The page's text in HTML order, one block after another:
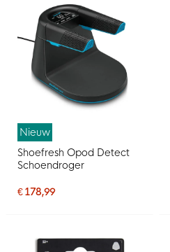
Nieuw
Shoefresh Opod Detect
Schoendroger
€ 178,99